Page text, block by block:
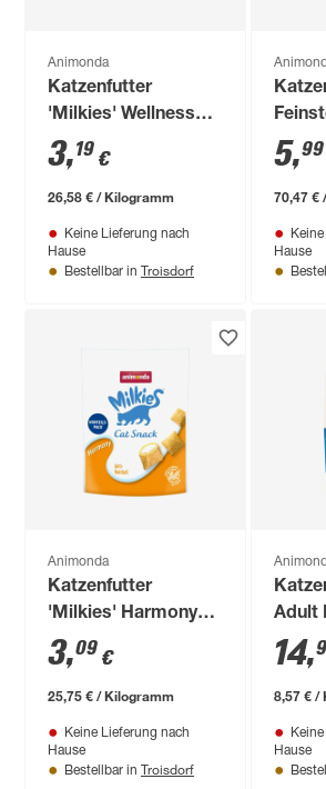
Animonda
Katzenfutter
'Milkies' Wellness
120 g
3,19 €
26,58 € / Kilogramm
Keine Lieferung nach
Hause
Bestellbar in Troisdorf
12 x
5,99
70,47 €
Hause
Animonda
Katzenfutter
'Milkies' Harmony
120 g
3,09 €
25,75 € / Kilogramm
Keine Lieferung nach
Hause
Bestellbar in Troisdorf
Adult
1,75
14,
8,57 € /
Hause